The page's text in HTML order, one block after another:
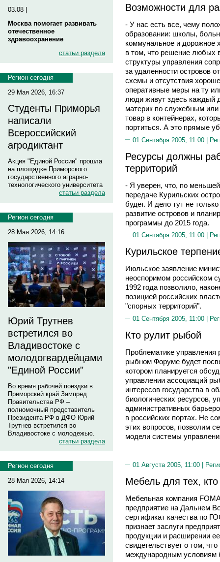
03.08 |
Москва помогает развивать
отечественное
здравоохранение
статьи раздела
Регион сегодня
29 Мая 2026, 16:37
Студенты Приморья
написали
Всероссийский
агродиктант
Акция "Единой России" прошла
на площадке Приморского
государственного аграрно-
технологического университета
статьи раздела
Регион сегодня
28 Мая 2026, 14:16
Юрий Трутнев
встретился во
Владивостоке с
молодогвардейцами
"Единой России"
Во время рабочей поездки в
Приморский край Зампред
Правительства РФ –
полномочный представитель
Президента РФ в ДФО Юрий
Трутнев встретился во
Владивостоке с молодежью.
статьи раздела
Регион сегодня
28 Мая 2026, 14:14
Возможности для
- У нас есть все, чему
образовании: школы,
коммунальное и дорожное
в том, что решение любых
структуры управления
за удаленности островов
схемы и отсутствия
оперативные меры на ту
люди живут здесь каждый
материк по служебным
товар в контейнерах,
портиться. А это прямые
01 Сентября 2005, 11:00 |
Ресурсы должны
территорий
- Я уверен, что, по
передаче Курильских
будет. И дело тут не
развитие островов и
программы до 2015 года.
01 Сентября 2005, 11:00 |
Курильское
Июльское заявление
неоспоримом российском
1992 года позволило,
позицией российских
"спорных территорий".
01 Сентября 2005, 11:00 |
Кто рулит рыбой
Проблематике
рыбном Форуме будет
котором планируется
управлении ассоциаций
интересов государства в
биологических ресурсов,
административных
в российских портах. Не
этих вопросов, позволим
модели системы
01 Августа 2005, 11:00 |
Мебель для тех, кто
Мебельная компания
предприятие на Дальнем
сертификат качества по
признает заслуги
продукции и расширении
свидетельствует о том,
международным условиям